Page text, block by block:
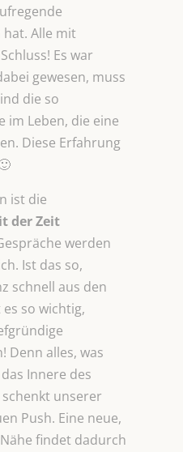
hat. Alle mit
Es war
gewesen, muss
die so
im Leben, die eine
Diese Erfahrung
ist die
der Zeit
werden
Ist das so,
schnell aus den
so wichtig,
Denn alles, was
Innere des
unserer
Push. Eine neue,
findet dadurch